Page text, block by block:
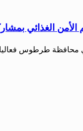
بمشاركة 20
محافظة طرطوس